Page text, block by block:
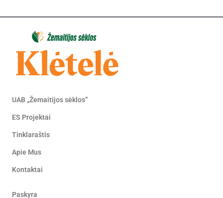
UAB „Žemaitijos sėklos”
ES Projektai
Tinklaraštis
Apie Mus
Kontaktai
Paskyra